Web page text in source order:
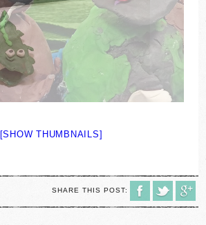
[SHOW THUMBNAILS]
SHARE THIS POST: